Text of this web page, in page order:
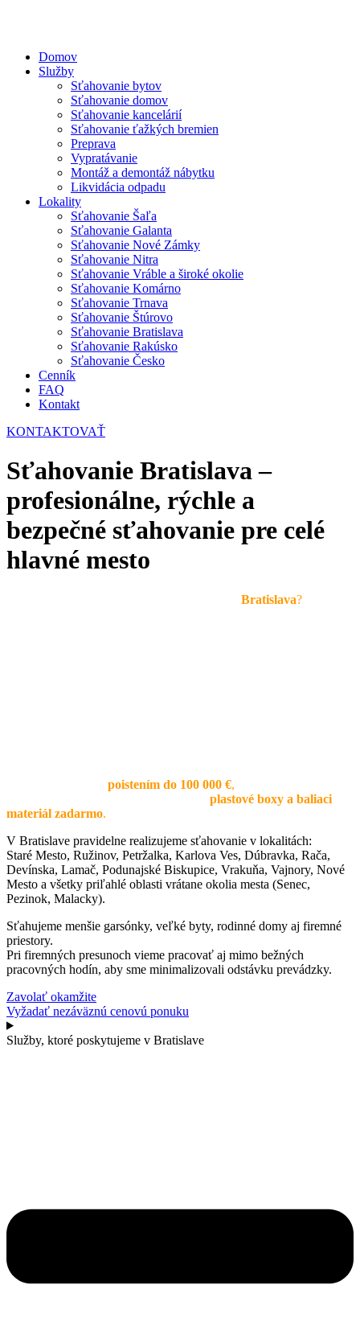
Domov
Služby
Sťahovanie bytov
Sťahovanie domov
Sťahovanie kancelárií
Sťahovanie ťažkých bremien
Preprava
Vypratávanie
Montáž a demontáž nábytku
Likvidácia odpadu
Lokality
Sťahovanie Šaľa
Sťahovanie Galanta
Sťahovanie Nové Zámky
Sťahovanie Nitra
Sťahovanie Vráble a široké okolie
Sťahovanie Komárno
Sťahovanie Trnava
Sťahovanie Štúrovo
Sťahovanie Bratislava
Sťahovanie Rakúsko
Sťahovanie Česko
Cenník
FAQ
Kontakt
KONTAKTOVAŤ
Sťahovanie Bratislava –
profesionálne, rýchle a
bezpečné sťahovanie pre celé
hlavné mesto
Bratislava?
poistením do 100 000 €,
plastové boxy a baliaci
materiál zadarmo.
V Bratislave pravidelne realizujeme sťahovanie v lokalitách:
Staré Mesto, Ružinov, Petržalka, Karlova Ves, Dúbravka, Rača,
Devínska, Lamač, Podunajské Biskupice, Vrakuňa, Vajnory, Nové
Mesto a všetky priľahlé oblasti vrátane okolia mesta (Senec,
Pezinok, Malacky).
Sťahujeme menšie garsónky, veľké byty, rodinné domy aj firemné
priestory.
Pri firemných presunoch vieme pracovať aj mimo bežných
pracovných hodín, aby sme minimalizovali odstávku prevádzky.
Zavolať okamžite
Vyžadať nezáväznú cenovú ponuku
Služby, ktoré poskytujeme v Bratislave